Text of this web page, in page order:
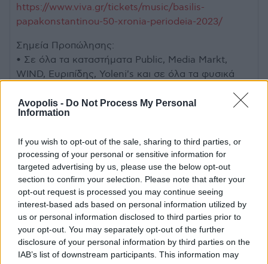
Avopolis - Do Not Process My Personal
Information
If you wish to opt-out of the sale, sharing to third parties, or
processing of your personal or sensitive information for
targeted advertising by us, please use the below opt-out
section to confirm your selection. Please note that after your
opt-out request is processed you may continue seeing
interest-based ads based on personal information utilized by
us or personal information disclosed to third parties prior to
your opt-out. You may separately opt-out of the further
disclosure of your personal information by third parties on the
IAB’s list of downstream participants. This information may
https://www.viva.gr/tickets/music/basilis-
papakonstantinou-50-xronia-periodeia-2023/
Σημεία Προπώλησης:
• Σε όλα τα καταστήματα Public, Media Markt,
WIND, Ευριπίδης, Yoleni's και σε όλα τα φυσικά
• Ηλεκτρονικά στο www.viva.gr
• Τηλεφωνικά στο 11876
Πληροφορίες: 210 9024100
Πληροφορίες για τον χώρο -
Κατράκειο Θέατρο
Το Κατράκειο Θέατρο και ο περιβάλλοντας χώρος
του βρίσκεται στον παλιό λατομικό χώρο στο λόφο
Σελεπίτσαρι σε μια έκταση 500 στρεμμάτων στην